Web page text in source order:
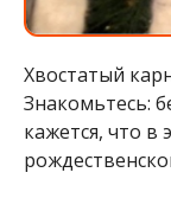
Хвостатый
Знакомьтесь:
кажется, что в